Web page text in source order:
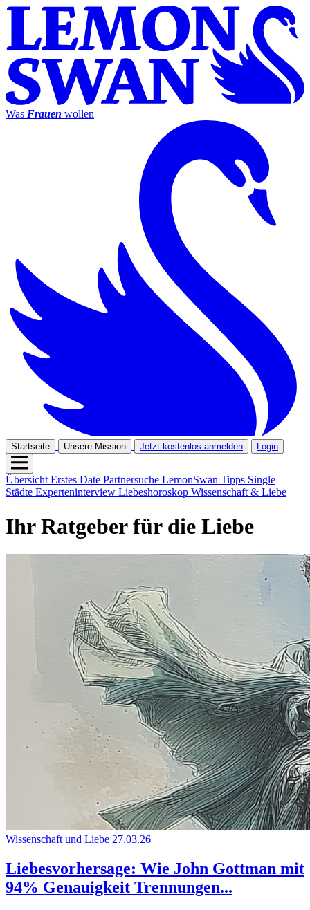
Was Frauen wollen
Startseite Unsere Mission Jetzt kostenlos anmelden Login
ÜbersichtErstes Date Partnersuche LemonSwan Tipps Single
Städte Experteninterview Liebeshoroskop Wissenschaft & Liebe
Ihr Ratgeber für die Liebe
Wissenschaft und Liebe 27.03.26
Liebesvorhersage: Wie John Gottman mit
94% Genauigkeit Trennungen...